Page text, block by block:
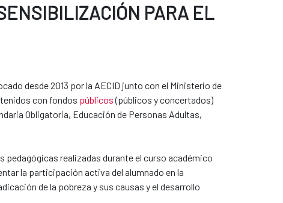
PARA EL
desde 2013 por la AECID junto con el Ministerio de
con fondos públicos(públicos y concertados)
Obligatoria, Educación de​​ Personas Adultas,
realizadas durante el curso académico
la participación activa del alumnado en la
de la pobreza y sus causas y el desarrollo